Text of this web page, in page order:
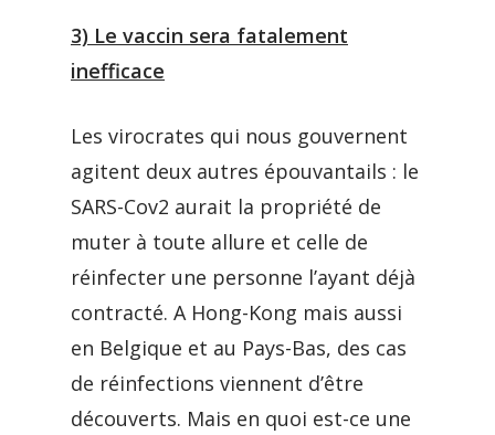
3) Le vaccin sera fatalement
inefficace
Les virocrates qui nous gouvernent
agitent deux autres épouvantails : le
SARS-Cov2 aurait la propriété de
muter à toute allure et celle de
réinfecter une personne l’ayant déjà
contracté. A Hong-Kong mais aussi
en Belgique et au Pays-Bas, des cas
de réinfections viennent d’être
découverts. Mais en quoi est-ce une